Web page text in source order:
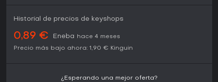
Historial de precios de keyshops
0,89 € Eneba
hace 4 meses
Precio más bajo ahora: 1,90 € Kinguin
¿Esperando una mejor oferta?